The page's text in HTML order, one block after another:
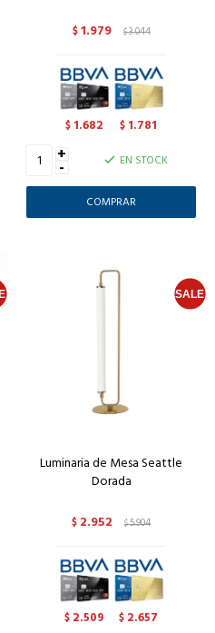
$1.979 $3.044
$ 1.682 $ 1.781
+
- EN STOCK
Luminaria de Mesa Seattle
Dorada
$ 2.952 $5.904
$ 2.509 $ 2.657